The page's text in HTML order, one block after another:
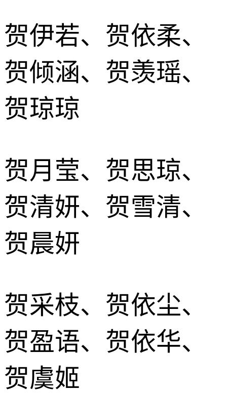
贺伊若、贺依柔、
贺倾涵、贺羡瑶、
贺琼琼
贺月莹、贺思琼、
贺清妍、贺雪清、
贺晨妍
贺采枝、贺依尘、
贺盈语、贺依华、
贺虞姬